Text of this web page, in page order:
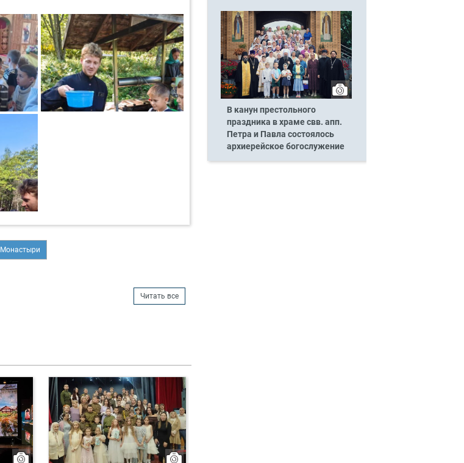
Монастыри
Читать все
В канун престольного
праздника в храме свв. апп.
Петра и Павла состоялось
архиерейское богослужение